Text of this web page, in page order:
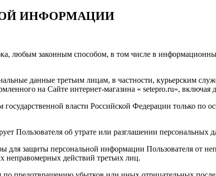
ИНФОРМАЦИИ
любым законным способом, в том числе в
данные третьим лицам, в частности, курьерским
на Сайте интернет-магазина « setepro.ru», включая
власти Российской Федерации только по
Пользователя об утрате или разглашении персональных
защиты персональной информации Пользователя от
неправомерных действий третьих лиц.